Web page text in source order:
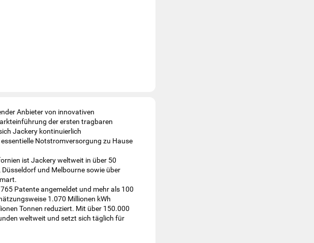
Anbieter von innovativen
der ersten tragbaren
Jackery kontinuierlich
Notstromversorgung zu Hause
ist Jackery weltweit in über 50
und Melbourne sowie über
Patente angemeldet und mehr als 100
1.070 Millionen kWh
Tonnen reduziert. Mit über 150.000
weltweit und setzt sich täglich für